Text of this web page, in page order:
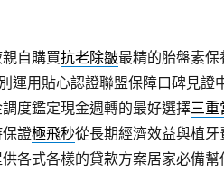
自購買抗老除皺最精的胎盤素
運用貼心認證聯盟保障口碑見證
度鑑定現金週轉的最好選擇三重
證極飛秒從長期經濟效益與植
各式各樣的貸款方案居家必備